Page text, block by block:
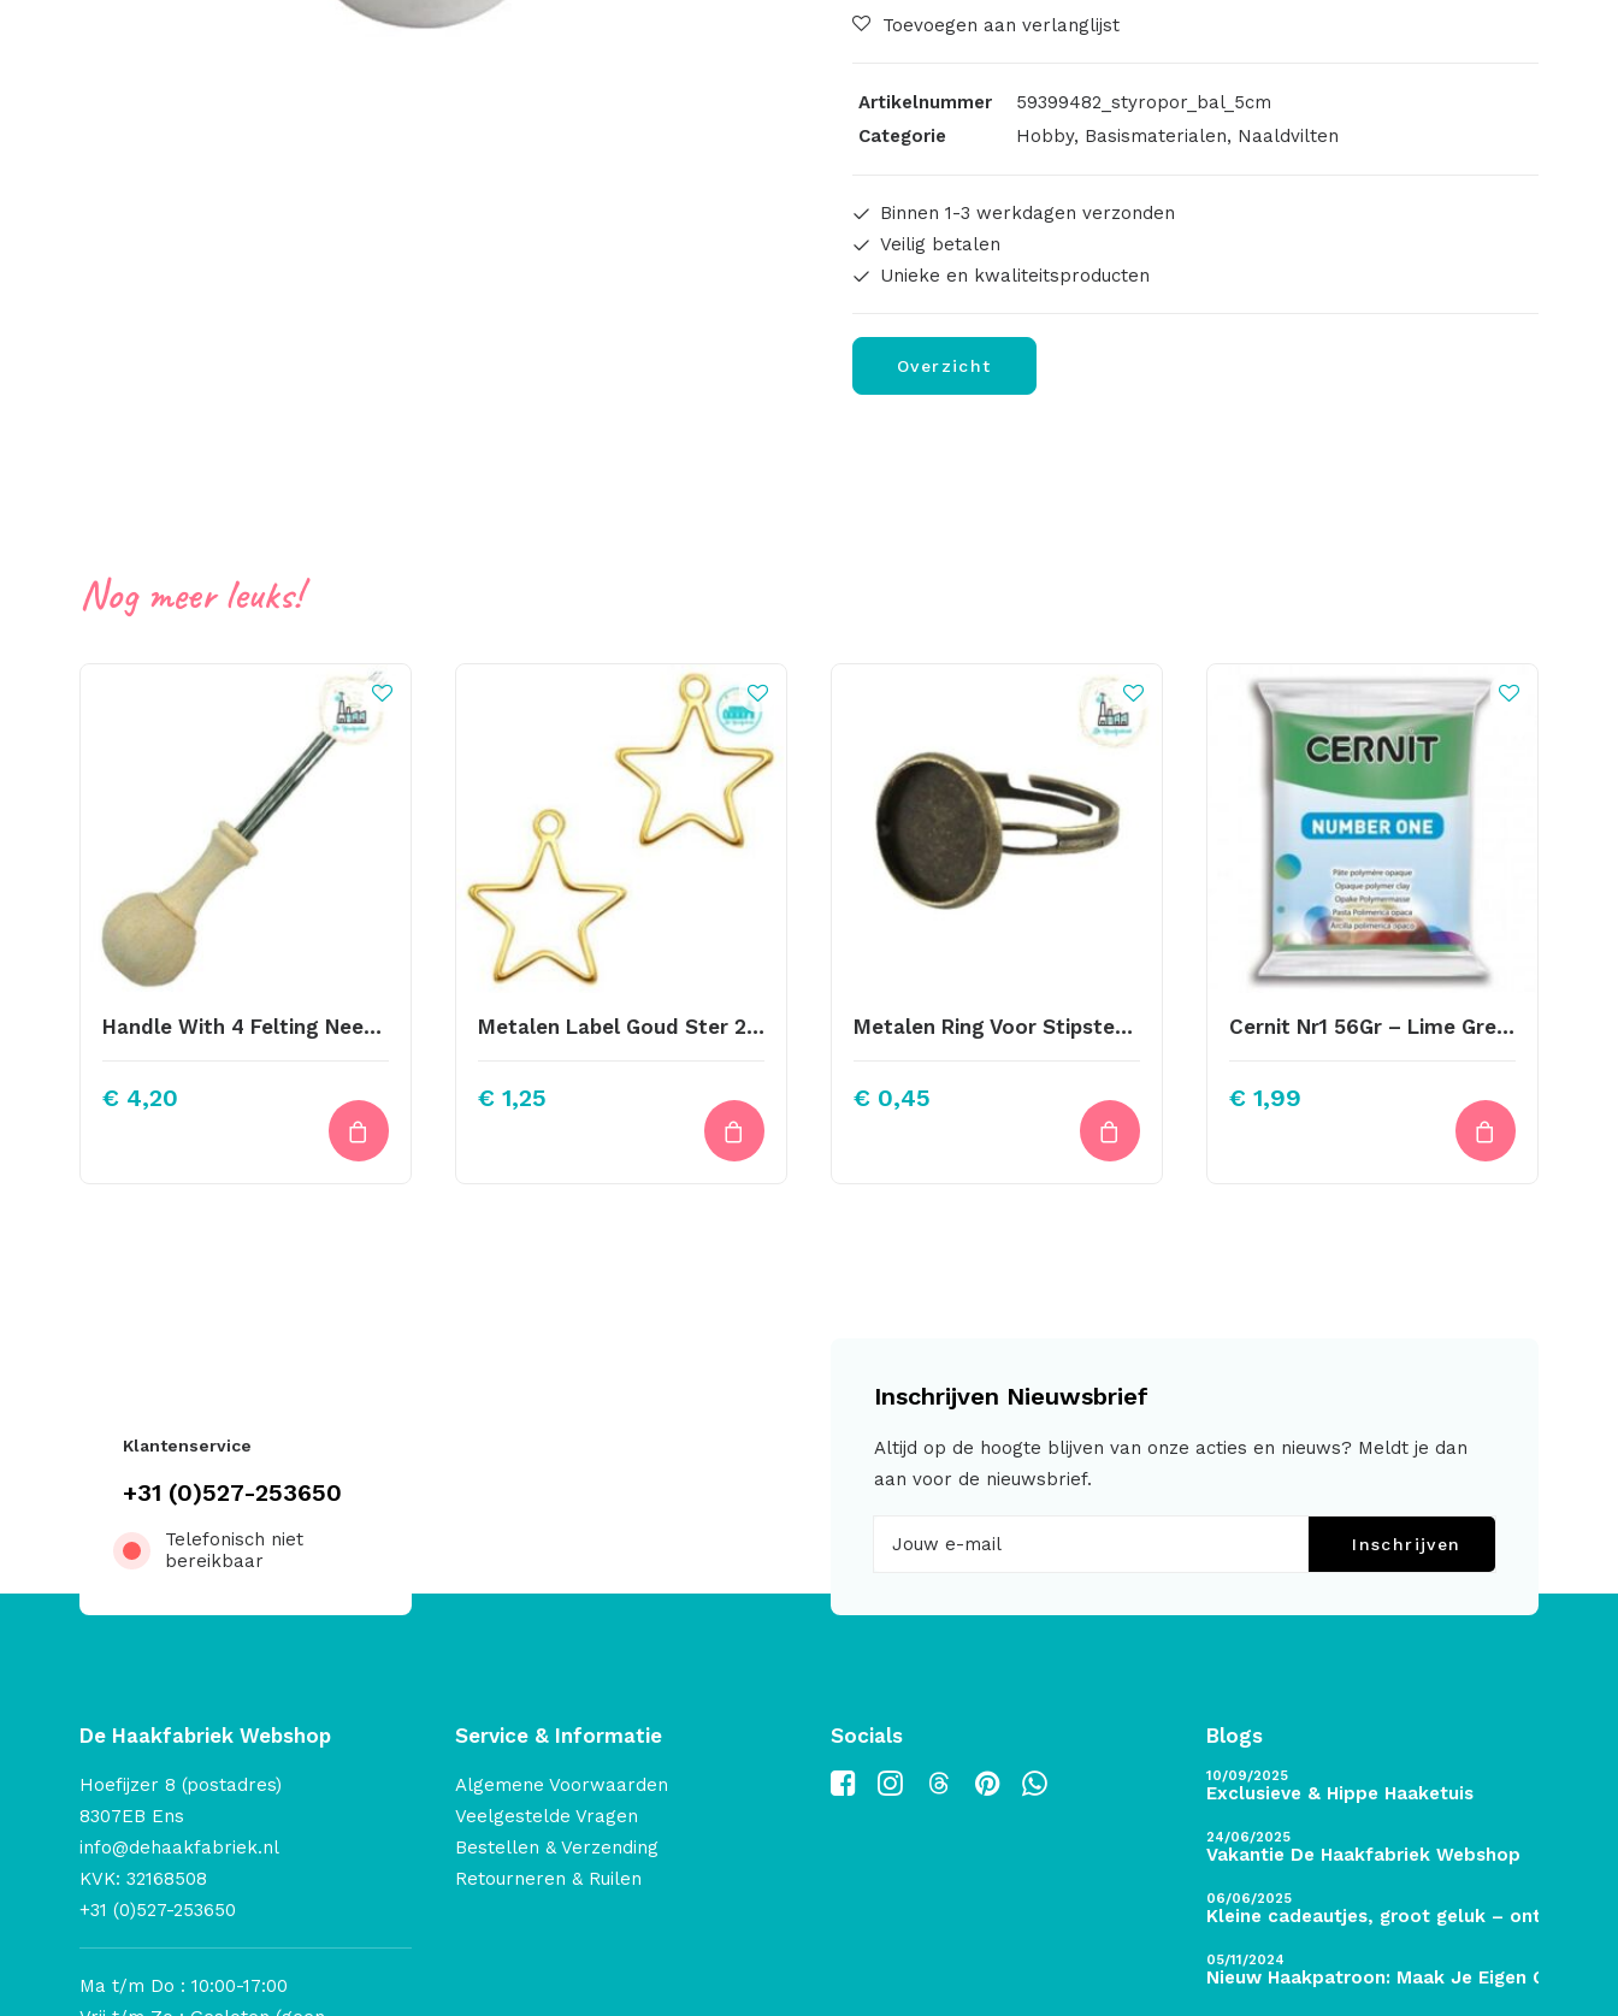
Toevoegen aan verlanglijst
Artikelnummer
59399482_styropor_bal_5cm
Categorie
Hobby, Basismaterialen, Naaldvilten
Binnen 1-3 werkdagen verzonden
Veilig betalen
Unieke en kwaliteitsproducten
Overzicht
Nog meer leuks!
Handle With 4 Felting Needles
€ 4,20
Metalen Label Goud Ster 24X21mm
€ 1,25
Metalen Ring Voor Stipsteentje 12mm Brons
€ 0,45
Cernit Nr1 56Gr – Lime Green 601
€ 1,99
Klantenservice
+31 (0)527-253650
Telefonisch niet
bereikbaar
Inschrijven Nieuwsbrief
Altijd op de hoogte blijven van onze acties en nieuws? Meldt je dan
aan voor de nieuwsbrief.
Inschrijven
De Haakfabriek Webshop
Hoefijzer 8 (postadres)
8307EB Ens
info@dehaakfabriek.nl
KVK: 32168508
+31 (0)527-253650
Ma t/m Do : 10:00-17:00
Service & Informatie
Algemene Voorwaarden
Veelgestelde Vragen
Bestellen & Verzending
Retourneren & Ruilen
Socials Blogs
10/09/2025
Exclusieve & Hippe Haaketuis
24/06/2025
Vakantie De Haakfabriek Webshop
06/06/2025
Kleine cadeautjes, groot geluk – ontdek de
05/11/2024
Nieuw Haakpatroon: Maak Je Eigen Gave